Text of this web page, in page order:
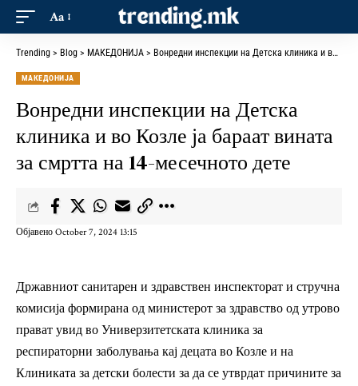
Aa
Trending > Blog > МАКЕДОНИЈА > Вонредни инспекции на Детска клиника и во Козле ја бараат вината за смртта на 14-месечното дете
МАКЕДОНИЈА
Вонредни инспекции на Детска
клиника и во Козле ја бараат вината
за смртта на 14-месечното дете
Објавено October 7, 2024 13:15
Државниот санитарен и здравствен инспекторат и стручна
комисија формирана од министерот за здравство од утрово
прават увид во Универзитетската клиника за
респираторни заболувања кај децата во Козле и на
Клиниката за детски болести за да се утврдат причините за